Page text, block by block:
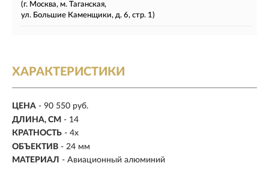
(г. Москва, м. Таганская,
ул. Большие Каменщики, д. 6, стр. 1)
ХАРАКТЕРИСТИКИ
ЦЕНА - 90 550 руб.
ДЛИНА, СМ - 14
КРАТНОСТЬ - 4х
ОБЪЕКТИВ - 24 мм
МАТЕРИАЛ - Авиационный алюминий